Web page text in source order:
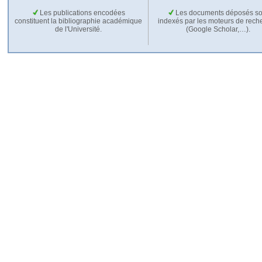
Les publications encodées
constituent la bibliographie académique
de l'Université.
Les documents déposés
indexés par les moteurs de
(Google Scholar,…).